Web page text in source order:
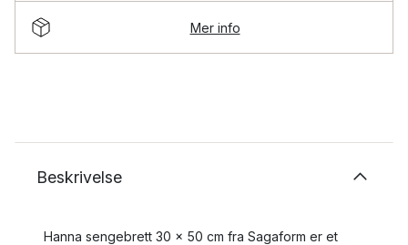
Mer info
Beskrivelse
Hanna sengebrett 30 x 50 cm fra Sagaform er et